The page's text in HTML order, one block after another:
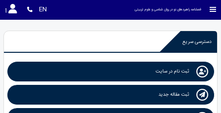
فصلنامه راهبردهای نو در روان شناسی و علوم تربیتی EN
دسترسی سریع
ثبت نام در سایت
ثبت مقاله جدید